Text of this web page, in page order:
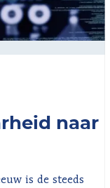
naar
is de steeds